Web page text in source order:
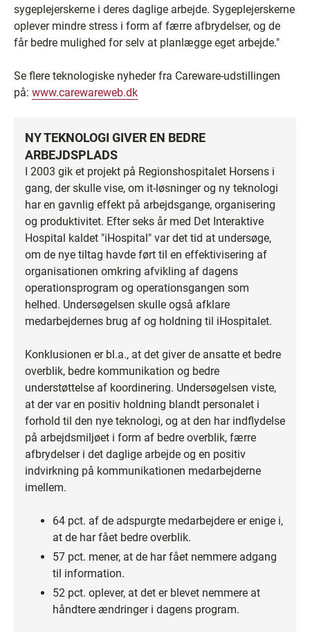
sygeplejerskerne i deres daglige arbejde. Sygeplejerskerne
oplever mindre stress i form af færre afbrydelser, og de
får bedre mulighed for selv at planlægge eget arbejde."
Se flere teknologiske nyheder fra Careware-udstillingen
på: www.carewareweb.dk
NY TEKNOLOGI GIVER EN BEDRE
ARBEJDSPLADS
I 2003 gik et projekt på Regionshospitalet Horsens i
gang, der skulle vise, om it-løsninger og ny teknologi
har en gavnlig effekt på arbejdsgange, organisering
og produktivitet. Efter seks år med Det Interaktive
Hospital kaldet "iHospital" var det tid at undersøge,
om de nye tiltag havde ført til en effektivisering af
organisationen omkring afvikling af dagens
operationsprogram og operationsgangen som
helhed. Undersøgelsen skulle også afklare
medarbejdernes brug af og holdning til iHospitalet.
Konklusionen er bl.a., at det giver de ansatte et bedre
overblik, bedre kommunikation og bedre
understøttelse af koordinering. Undersøgelsen viste,
at der var en positiv holdning blandt personalet i
forhold til den nye teknologi, og at den har indflydelse
på arbejdsmiljøet i form af bedre overblik, færre
afbrydelser i det daglige arbejde og en positiv
indvirkning på kommunikationen medarbejderne
imellem.
64 pct. af de adspurgte medarbejdere er enige i,
at de har fået bedre overblik.
57 pct. mener, at de har fået nemmere adgang
til information.
52 pct. oplever, at det er blevet nemmere at
håndtere ændringer i dagens program.